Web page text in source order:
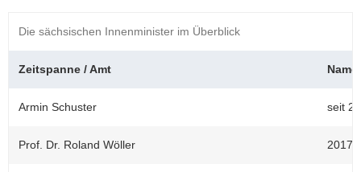
:
öffnen
abspielen
Die sächsischen Innenminister im Überblick
Zeitspanne / Amt Name
Armin Schuster seit
Prof. Dr. Roland Wöller 2017-